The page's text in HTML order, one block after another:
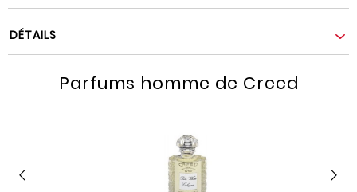
DÉTAILS
Parfums homme de Creed